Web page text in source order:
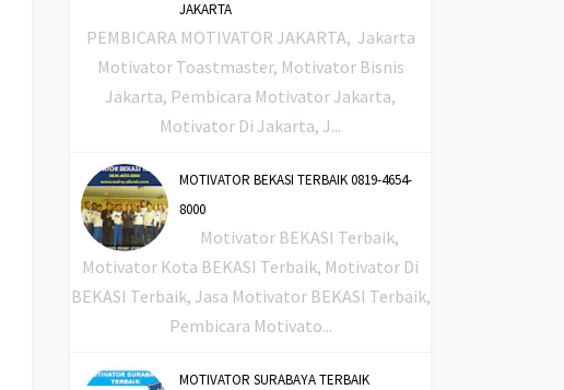
JAKARTA
PEMBICARA MOTIVATOR JAKARTA, Jakarta
Motivator Toastmaster, Motivator Bisnis
Jakarta, Pembicara Motivator Jakarta,
Motivator Di Jakarta, J...
MOTIVATOR BEKASI TERBAIK 0819-4654-
8000
Motivator BEKASI Terbaik,
Motivator Kota BEKASI Terbaik, Motivator Di
BEKASI Terbaik, Jasa Motivator BEKASI Terbaik,
Pembicara Motivato...
MOTIVATOR SURABAYA TERBAIK